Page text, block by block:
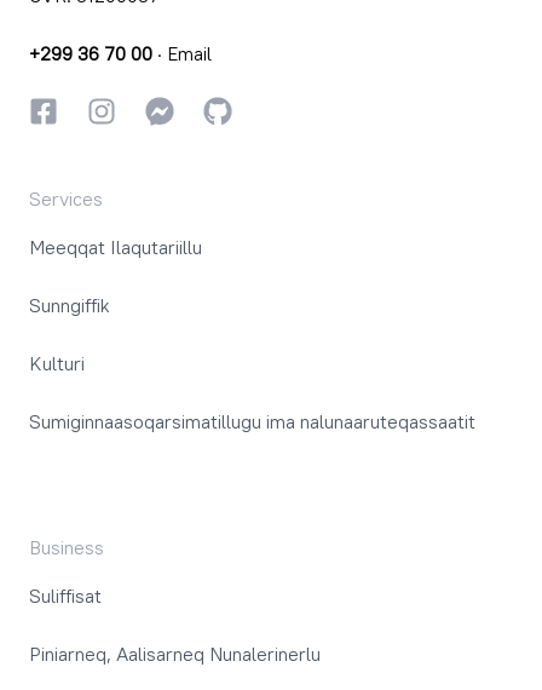
+299 36 70 00 · Email
FacebookkiInstagrammiInstagrammi
GitHub
Services
Meeqqat Ilaqutariillu
Sunngiffik
Kulturi
Sumiginnaasoqarsimatillugu ima nalunaaruteqassaatit
Business
Suliffisat
Piniarneq, Aalisarneq Nunalerinerlu